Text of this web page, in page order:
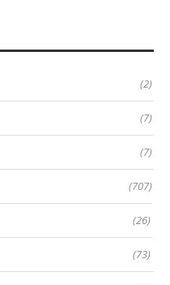
(2)
(7)
(7)
(707)
(26)
(73)